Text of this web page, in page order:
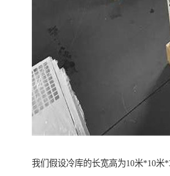
我们假设冷库的长宽高为10米*10米